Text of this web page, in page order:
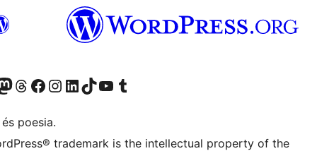
Twitter)
compte de Bluesky
el nostre compte al Mastodon
Visiteu el nostre compte de Threads
Visiteu la nostra pàgina al Facebook
Visiteu el nostre compte d'Instagram
Visiteu el nostre compte de LinkedIn
Visiteu el nostre compte de TikTok
Visiteu el nostre canal al YouTube
Visiteu el nostre compte de Tumblr
poesia.
trademark is the intellectual property of the